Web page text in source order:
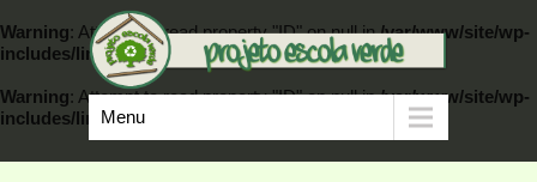
Warning: Attempt to read property "ID" on null in/var/www/site/wp-
includes/link-template.phpon line389
Warning: Attempt to read property "ID" on null in/var/www/site/wp-
includes/link-template.php
Menu